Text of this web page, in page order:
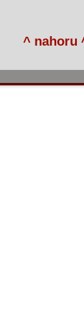
^ nahoru